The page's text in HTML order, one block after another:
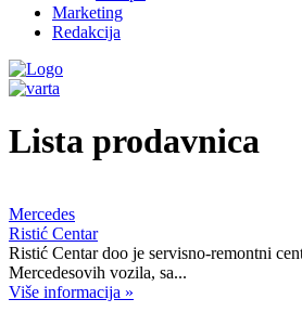
Marketing
Redakcija
Lista prodavnica
Mercedes
Ristić Centar
Ristić Centar doo je servisno-remontni
Mercedesovih vozila, sa...
Više informacija »